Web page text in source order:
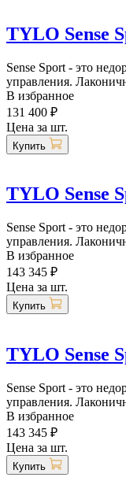
TYLO Sense
Sense Sport - это
управления.
В избранное
131 400 ₽
Цена за шт.
Купить
TYLO Sense
Sense Sport - это
управления.
В избранное
143 345 ₽
Цена за шт.
Купить
TYLO Sense
Sense Sport - это
управления.
В избранное
143 345 ₽
Цена за шт.
Купить